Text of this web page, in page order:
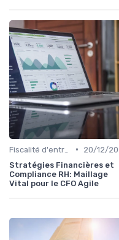
•
20/12/
Stratégies Financières et
Compliance RH: Maillage
Vital pour le CFO Agile